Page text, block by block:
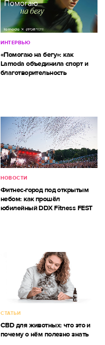
ИНТЕРВЬЮ
«Помогаю на бегу»: как
Lamoda объединила спорт и
благотворительность
НОВОСТИ
Фитнес-город под открытым
небом: как прошёл
юбилейный DDX Fitness FEST
СТАТЬИ
CBD для животных: что это и
почему о нём полезно знать